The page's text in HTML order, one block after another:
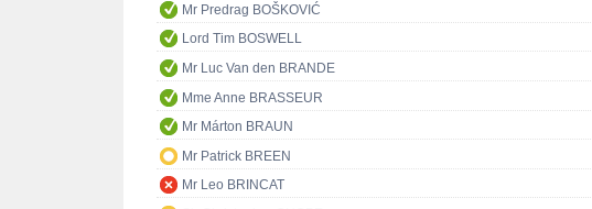
Mr Predrag BOŠKOVIĆ
Lord Tim BOSWELL
Mr Luc Van den BRANDE
Mme Anne BRASSEUR
Mr Márton BRAUN
Mr Patrick BREEN
Mr Leo BRINCAT